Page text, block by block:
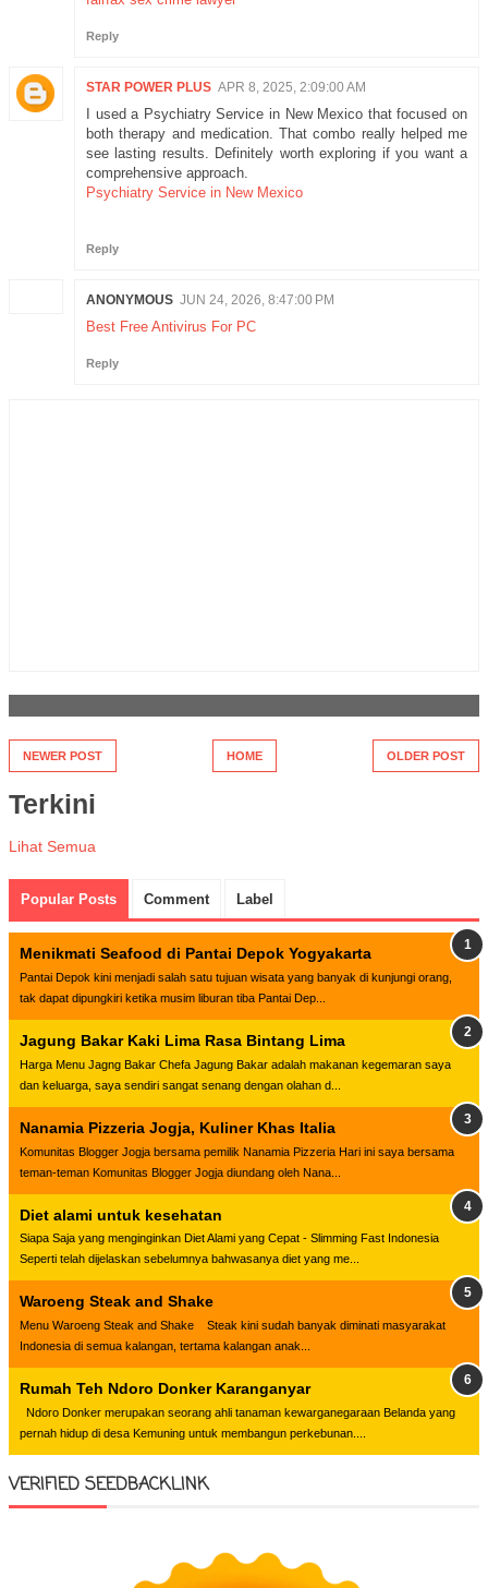
Reply
STAR POWER PLUS APR 8, 2025, 2:09:00 AM
I used a Psychiatry Service in New Mexico that focused on
both therapy and medication. That combo really helped me
see lasting results. Definitely worth exploring if you want a
comprehensive approach.
Psychiatry Service in New Mexico
Reply
ANONYMOUS JUN 24, 2026, 8:47:00 PM
Best Free Antivirus For PC
Reply
NEWER POST OLDER POST
HOME
Terkini
Lihat Semua
Popular Posts Comment Label
Menikmati Seafood di Pantai Depok Yogyakarta
Pantai Depok kini menjadi salah satu tujuan wisata yang banyak di kunjungi orang,
tak dapat dipungkiri ketika musim liburan tiba Pantai Dep...
Jagung Bakar Kaki Lima Rasa Bintang Lima
Harga Menu Jagng Bakar Chefa Jagung Bakar adalah makanan kegemaran saya
dan keluarga, saya sendiri sangat senang dengan olahan d...
Nanamia Pizzeria Jogja, Kuliner Khas Italia
Komunitas Blogger Jogja bersama pemilik Nanamia Pizzeria Hari ini saya bersama
teman-teman Komunitas Blogger Jogja diundang oleh Nana...
Diet alami untuk kesehatan
Siapa Saja yang menginginkan Diet Alami yang Cepat - Slimming Fast Indonesia
Seperti telah dijelaskan sebelumnya bahwasanya diet yang me...
Waroeng Steak and Shake
Menu Waroeng Steak and Shake Steak kini sudah banyak diminati masyarakat
Indonesia di semua kalangan, tertama kalangan anak...
Rumah Teh Ndoro Donker Karanganyar
Ndoro Donker merupakan seorang ahli tanaman kewarganegaraan Belanda yang
pernah hidup di desa Kemuning untuk membangun perkebunan....
VERIFIED SEEDBACKLINK